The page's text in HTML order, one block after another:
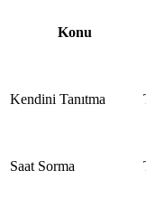
Konu
Kendini Tanıtma
Saat Sorma